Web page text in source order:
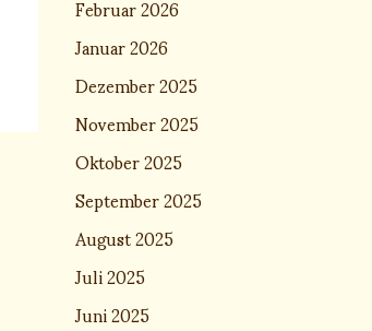
Januar 2026
Dezember 2025
November 2025
Oktober 2025
September 2025
August 2025
Juli 2025
Juni 2025